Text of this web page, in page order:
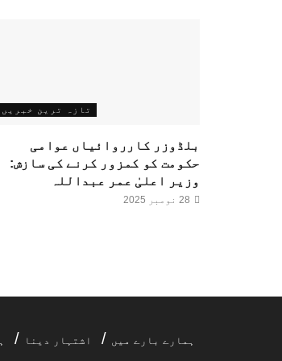
تازہ ترین خبریں
بلڈوزر کارروائیاں عوامی
حکومت کو کمزور کرنے کی سازش:
وزیر اعلیٰ عمر عبداللہ
ہمارے بارے میں اشتہار دینا